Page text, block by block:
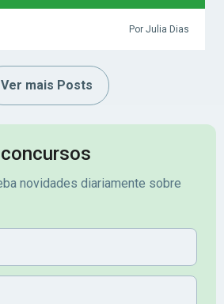
Por Julia Dias
Ver mais Posts
novidades diariamente sobre